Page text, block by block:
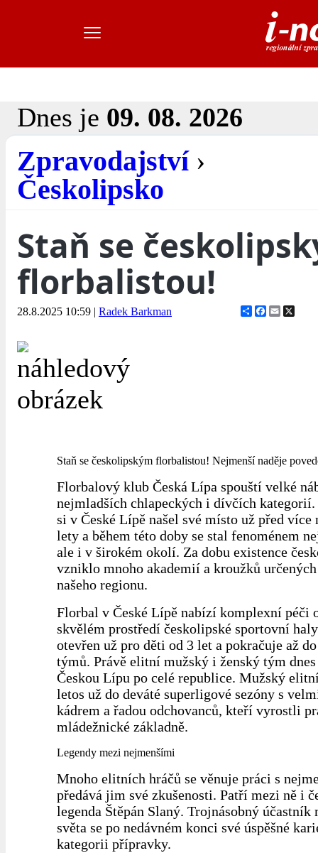
Dnes je 09. 08. 2026
Zpravodajství›
Českolipsko
Staň se
florbalistou!
28.8.2025 10:59 | Radek Barkman ShareFacebook
Email
Staň se českolipským florbalistou! Nejmenší naděje
Florbalový klub Česká Lípa spouští velké
nejmladších chlapeckých i dívčích
si v České Lípě našel své místo už před více
lety a během této doby se stal fenoménem
ale i v širokém okolí. Za dobu existence
vzniklo mnoho akademií a kroužků
našeho regionu.
Florbal v České Lípě nabízí komplexní péči
skvělém prostředí českolipské sportovní
otevřen už pro děti od 3 let a pokračuje až
týmů. Právě elitní mužský i ženský tým
Českou Lípu po celé republice. Mužský
letos už do deváté superligové sezóny s
kádrem a řadou odchovanců, kteří vyrostli
mládežnické základně.
Legendy mezi nejmenšími
Mnoho elitních hráčů se věnuje práci s
předává jim své zkušenosti. Patří mezi ně i
legenda Štěpán Slaný. Trojnásobný
světa se po nedávném konci své úspěšné
kategorii přípravky.